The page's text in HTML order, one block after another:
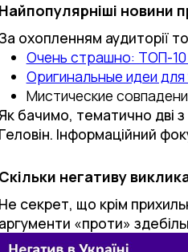
Найпопулярніші новини
охопленням аудиторії
Очень страшно: ТОП-10
Оригинальные идеи
Мистические
Як бачимо, тематично дві з
Геловін. Інформаційний
Скільки негативу
Не секрет, що крім
аргументи «проти»